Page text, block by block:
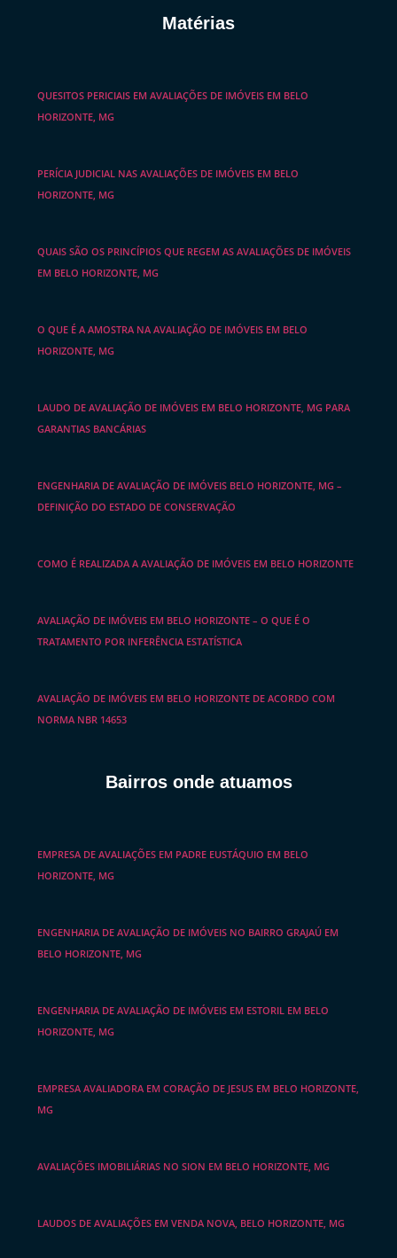
Matérias
QUESITOS PERICIAIS EM AVALIAÇÕES DE IMÓVEIS EM BELO
HORIZONTE, MG
PERÍCIA JUDICIAL NAS AVALIAÇÕES DE IMÓVEIS EM BELO
HORIZONTE, MG
QUAIS SÃO OS PRINCÍPIOS QUE REGEM AS AVALIAÇÕES DE IMÓVEIS
EM BELO HORIZONTE, MG
O QUE É A AMOSTRA NA AVALIAÇÃO DE IMÓVEIS EM BELO
HORIZONTE, MG
LAUDO DE AVALIAÇÃO DE IMÓVEIS EM BELO HORIZONTE, MG PARA
GARANTIAS BANCÁRIAS
ENGENHARIA DE AVALIAÇÃO DE IMÓVEIS BELO HORIZONTE, MG –
DEFINIÇÃO DO ESTADO DE CONSERVAÇÃO
COMO É REALIZADA A AVALIAÇÃO DE IMÓVEIS EM BELO HORIZONTE
AVALIAÇÃO DE IMÓVEIS EM BELO HORIZONTE – O QUE É O
TRATAMENTO POR INFERÊNCIA ESTATÍSTICA
AVALIAÇÃO DE IMÓVEIS EM BELO HORIZONTE DE ACORDO COM
NORMA NBR 14653
Bairros onde atuamos
EMPRESA DE AVALIAÇÕES EM PADRE EUSTÁQUIO EM BELO
HORIZONTE, MG
ENGENHARIA DE AVALIAÇÃO DE IMÓVEIS NO BAIRRO GRAJAÚ EM
BELO HORIZONTE, MG
ENGENHARIA DE AVALIAÇÃO DE IMÓVEIS EM ESTORIL EM BELO
HORIZONTE, MG
EMPRESA AVALIADORA EM CORAÇÃO DE JESUS EM BELO HORIZONTE,
MG
AVALIAÇÕES IMOBILIÁRIAS NO SION EM BELO HORIZONTE, MG
LAUDOS DE AVALIAÇÕES EM VENDA NOVA, BELO HORIZONTE, MG